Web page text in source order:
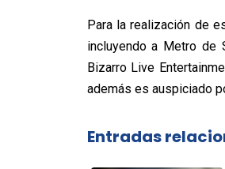
Para la realización de
incluyendo a Metro de
Bizarro Live
además es auspiciado
Entradas